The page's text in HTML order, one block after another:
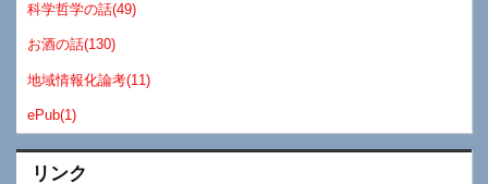
科学哲学の話(49)
お酒の話(130)
地域情報化論考(11)
ePub(1)
リンク